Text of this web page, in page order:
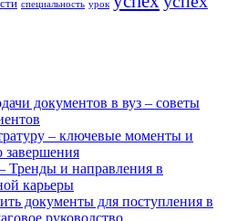
специальность урок
документов в вуз – советы
– ключевые моменты и
завершения
Тренды и направления в
карьеры
документы для поступления в
руководство